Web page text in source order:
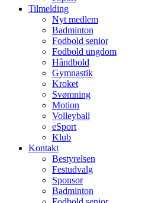
Tilmelding
Nyt medlem
Badminton
Fodbold senior
Fodbold ungdom
Håndbold
Gymnastik
Kroket
Svømning
Motion
Volleyball
eSport
Klub
Kontakt
Bestyrelsen
Festudvalg
Sponsor
Badminton